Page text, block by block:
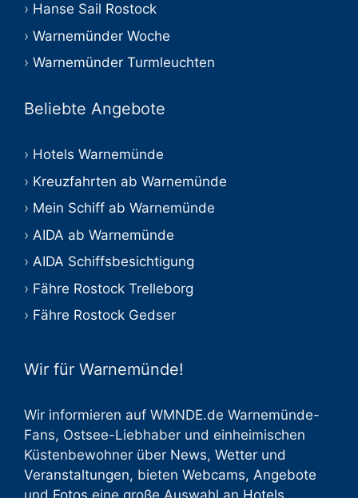
Hanse Sail Rostock
Warnemünder Woche
Warnemünder Turmleuchten
Beliebte Angebote
Hotels Warnemünde
Kreuzfahrten ab Warnemünde
Mein Schiff ab Warnemünde
AIDA ab Warnemünde
AIDA Schiffsbesichtigung
Fähre Rostock Trelleborg
Fähre Rostock Gedser
Wir für Warnemünde!
Wir informieren auf WMNDE.de Warnemünde-
Fans, Ostsee-Liebhaber und einheimischen
Küstenbewohner über News, Wetter und
Veranstaltungen, bieten Webcams, Angebote